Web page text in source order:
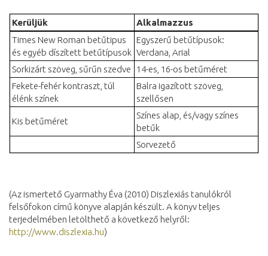
Kerüljük
Alkalmazzus
Times New Roman betűtipus
és egyéb díszített betűtípusok
Egyszerű betűtípusok:
Verdana, Arial
Sorkizárt szöveg, sűrűn szedve
14-es, 16-os betűméret
Fekete-fehér kontraszt, túl
élénk színek
Balra igazított szöveg,
szellősen
Kis betűméret
Színes alap, és/vagy színes
betűk
Sorvezető
(Az ismertető Gyarmathy Éva (2010) Diszlexiás tanulókról
felsőfokon című könyve alapján készült. A könyv teljes
terjedelmében letölthető a következő helyről:
http://www.diszlexia.hu)